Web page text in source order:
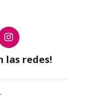
las redes!